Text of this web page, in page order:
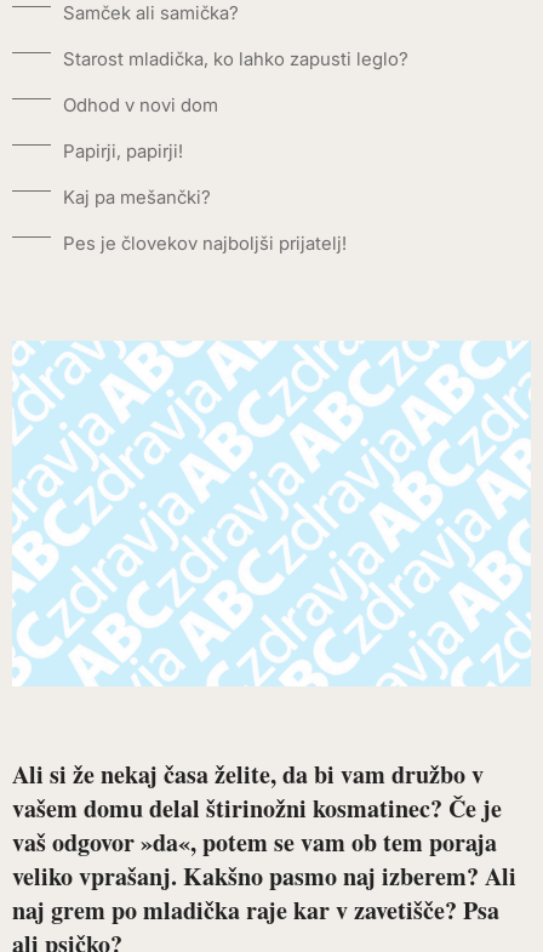
Ali si že nekaj časa želite, da bi vam družbo v
vašem domu delal štirinožni kosmatinec? Če je
vaš odgovor »da«, potem se vam ob tem poraja
veliko vprašanj. Kakšno pasmo naj izberem? Ali
naj grem po mladička raje kar v zavetišče? Psa
ali psičko?
Samček ali samička?
Starost mladička, ko lahko zapusti leglo?
Odhod v novi dom
Papirji, papirji!
Kaj pa mešančki?
Pes je človekov najboljši prijatelj!